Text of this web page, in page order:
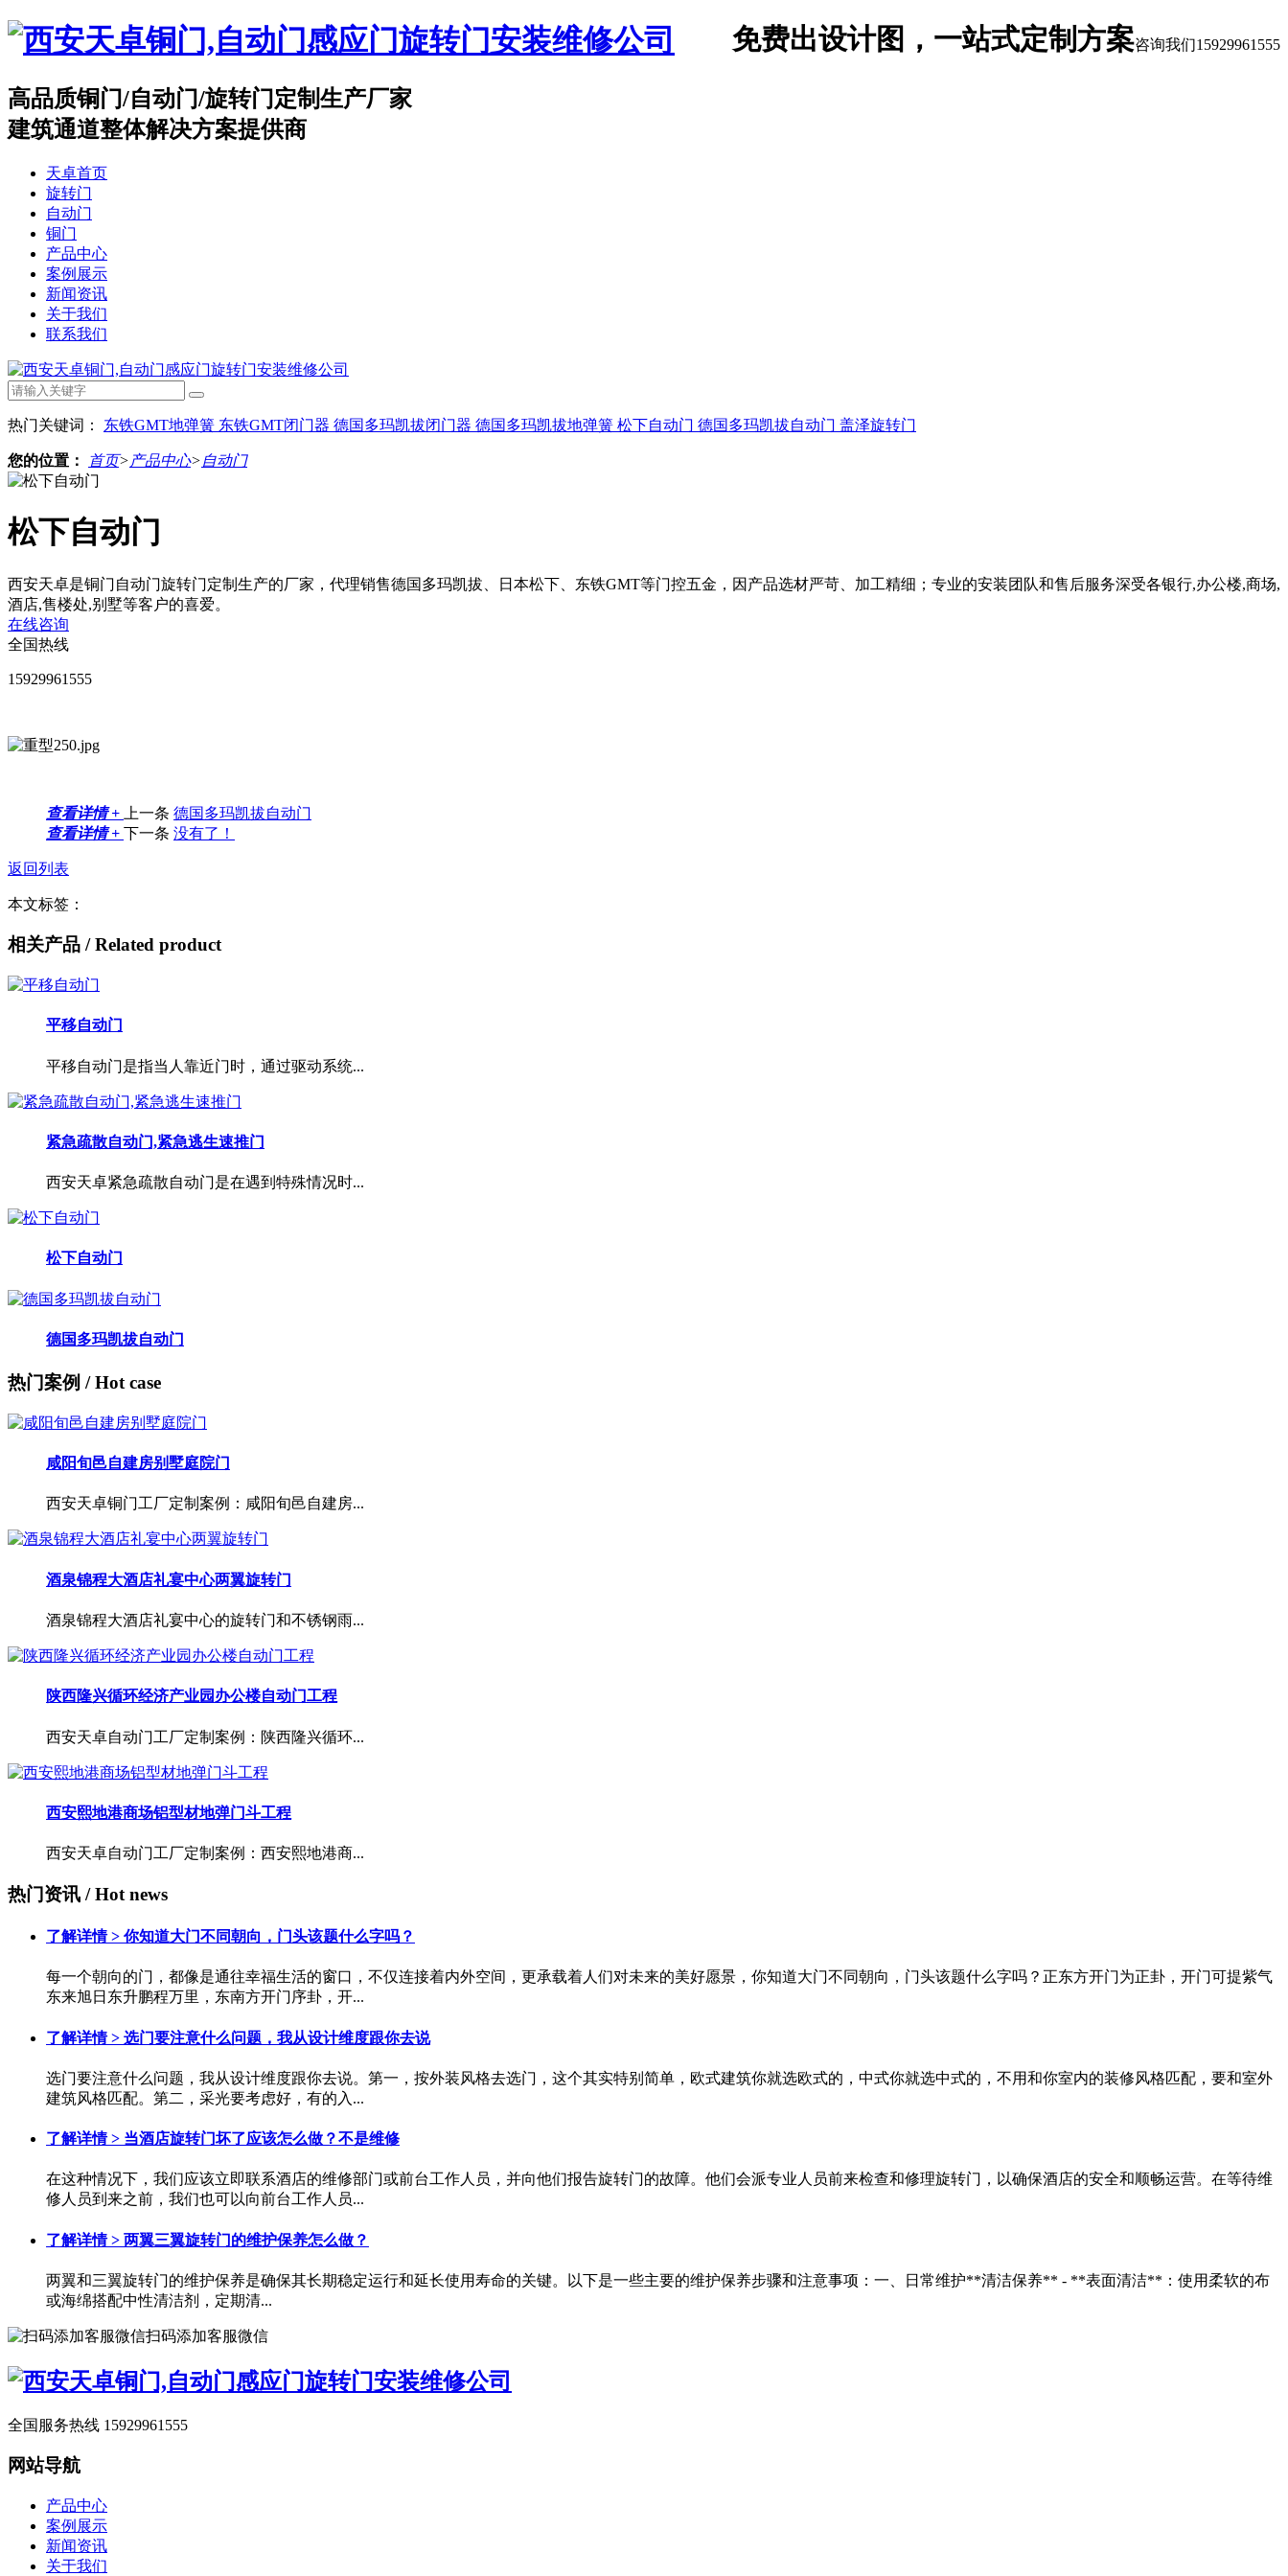
咨询我们15929961555
免费出设计图，一站式定制方案
高品质铜门/自动门/旋转门 定制生产厂家
建筑通道整体解决方案提供商
天卓首页
旋转门
自动门
铜门
产品中心
案例展示
新闻资讯
关于我们
联系我们
热门关键词： 东铁GMT地弹簧 东铁GMT闭门器 德国多玛凯拔闭门器 德国多玛凯拔地弹簧 松下自动门 德国多玛凯拔自动门 盖泽旋转门
您的位置： 首页>产品中心>自动门
松下自动门
西安天卓是铜门自动门旋转门定制生产的厂家，代理销售德国多玛凯拔、日本松下、东铁GMT等门控五金，因产品选材严苛、加工精细；专业的安装团队和售后服务深受各银行,办公楼,商场,
酒店,售楼处,别墅等客户的喜爱。
在线咨询
全国热线
15929961555
查看详情 + 上一条 德国多玛凯拔自动门
查看详情 + 下一条 没有了！
返回列表
本文标签：
相关产品 / Related product
平移自动门
平移自动门是指当人靠近门时，通过驱动系统...
紧急疏散自动门,紧急逃生速推门
西安天卓紧急疏散自动门是在遇到特殊情况时...
松下自动门
德国多玛凯拔自动门
热门案例 / Hot case
咸阳旬邑自建房别墅庭院门
西安天卓铜门工厂定制案例：咸阳旬邑自建房...
酒泉锦程大酒店礼宴中心两翼旋转门
酒泉锦程大酒店礼宴中心的旋转门和不锈钢雨...
陕西隆兴循环经济产业园办公楼自动门工程
西安天卓自动门工厂定制案例：陕西隆兴循环...
西安熙地港商场铝型材地弹门斗工程
西安天卓自动门工厂定制案例：西安熙地港商...
热门资讯 / Hot news
了解详情 > 你知道大门不同朝向，门头该题什么字吗？
每一个朝向的门，都像是通往幸福生活的窗口，不仅连接着内外空间，更承载着人们对未来的美好愿景，你知道大门不同朝向，门头该题什么字吗？正东方开门为正卦，开门可提紫气
东来旭日东升鹏程万里，东南方开门序卦，开...
了解详情 > 选门要注意什么问题，我从设计维度跟你去说
选门要注意什么问题，我从设计维度跟你去说。第一，按外装风格去选门，这个其实特别简单，欧式建筑你就选欧式的，中式你就选中式的，不用和你室内的装修风格匹配，要和室外
建筑风格匹配。第二，采光要考虑好，有的入...
了解详情 > 当酒店旋转门坏了应该怎么做？不是维修
在这种情况下，我们应该立即联系酒店的维修部门或前台工作人员，并向他们报告旋转门的故障。他们会派专业人员前来检查和修理旋转门，以确保酒店的安全和顺畅运营。在等待维
修人员到来之前，我们也可以向前台工作人员...
了解详情 > 两翼三翼旋转门的维护保养怎么做？
两翼和三翼旋转门的维护保养是确保其长期稳定运行和延长使用寿命的关键。以下是一些主要的维护保养步骤和注意事项：一、日常维护**清洁保养** - **表面清洁**：使用柔软的布
或海绵搭配中性清洁剂，定期清...
扫码添加客服微信
全国服务热线 15929961555
网站导航
产品中心
案例展示
新闻资讯
关于我们